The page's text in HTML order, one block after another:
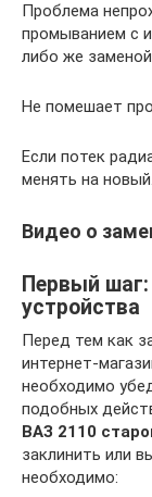
Проблема
промыванием с
либо же
Не помешает
Если потек
менять на новый.
Видео о
Первый
устройства
Перед тем как
интернет-
необходимо
подобных
ВАЗ 2110
заклинить или
необходимо: